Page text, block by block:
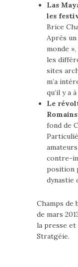
Las
les
Brice
Après
monde
les
sites
m’a
qu’il y a
Le
fond de
contre-
position
dynastie
Champs de
de mars
la presse et
Stratgéie.